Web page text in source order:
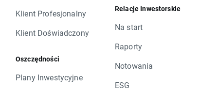
Klient Profesjonalny
Klient Doświadczony
Oszczędności
Plany Inwestycyjne
Relacje Inwestorskie
Na start
Raporty
Notowania
ESG